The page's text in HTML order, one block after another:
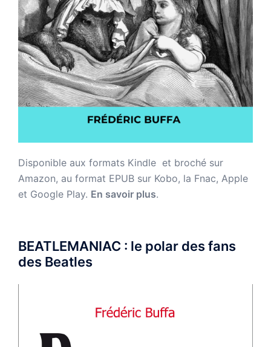
Disponible aux formats Kindle et broché sur
Amazon, au format EPUB sur Kobo, la Fnac, Apple
et Google Play. En savoir plus.
BEATLEMANIAC : le polar des fans
des Beatles